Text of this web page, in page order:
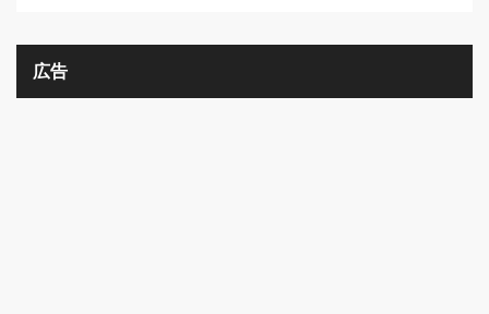
広告